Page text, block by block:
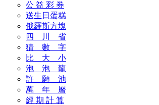
公 益 彩 券
送生日蛋糕
俄羅斯方塊
四 川 省
猜 數 字
比 大 小
泡 泡 龍
許 願 池
萬 年 曆
經 期 計 算